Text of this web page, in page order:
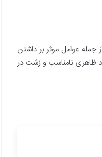
عوامل موثر بر داشتن
ظاهری نامناسب و زشت در